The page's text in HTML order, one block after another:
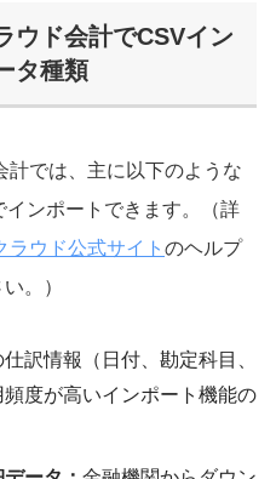
ウド会計でCSVイン
タ種類
計では、主に以下のような
ンポートできます。（詳
ラウド公式サイト のヘルプ
。）
訳情報（日付、勘定科目、
度が高いインポート機能の